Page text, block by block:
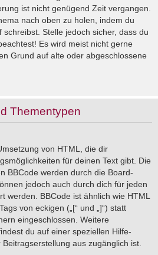
ist nicht genügend Zeit vergangen.
nach oben zu holen, indem du
Stelle jedoch sicher, dass du
Es wird meist nicht gerne
Grund auf alte oder abgeschlossene
Thementypen
von HTML, die dir
für deinen Text gibt. Die
BBCode werden durch die Board-
jedoch auch durch dich für jeden
werden. BBCode ist ähnlich wie HTML
von eckigen („[“ und „]“) statt
eingeschlossen. Weitere
du auf einer speziellen Hilfe-
aus zugänglich ist.